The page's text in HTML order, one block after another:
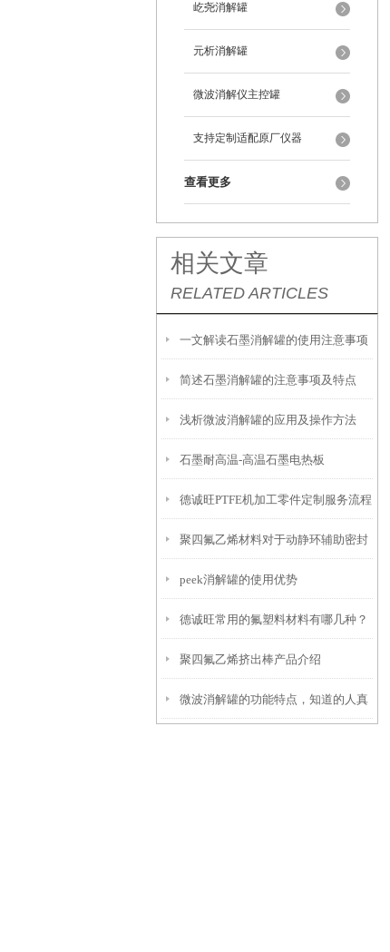
屹尧消解罐
元析消解罐
微波消解仪主控罐
支持定制适配原厂仪器
查看更多
相关文章
RELATED ARTICLES
一文解读石墨消解罐的使用注意事项
简述石墨消解罐的注意事项及特点
浅析微波消解罐的应用及操作方法
石墨耐高温-高温石墨电热板
德诚旺PTFE机加工零件定制服务流程
聚四氟乙烯材料对于动静环辅助密封
圈的应用
peek消解罐的使用优势
德诚旺常用的氟塑料材料有哪几种？
聚四氟乙烯挤出棒产品介绍
微波消解罐的功能特点，知道的人真